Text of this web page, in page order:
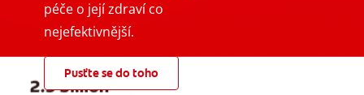
péče o její zdraví co
nejefektivnější.
Pusťte se do toho